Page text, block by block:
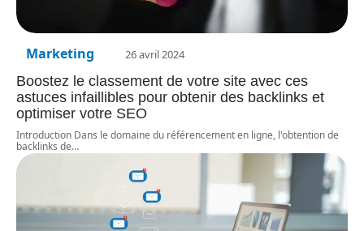
Marketing 26 avril 2024
Boostez le classement de votre site avec ces
astuces infaillibles pour obtenir des backlinks et
optimiser votre SEO
Introduction Dans le domaine du référencement en ligne, l'obtention de
backlinks de…